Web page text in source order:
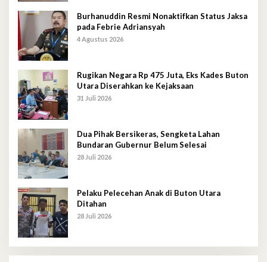
Burhanuddin Resmi Nonaktifkan Status Jaksa
pada Febrie Adriansyah
4 Agustus 2026
Rugikan Negara Rp 475 Juta, Eks Kades Buton
Utara Diserahkan ke Kejaksaan
31 Juli 2026
Dua Pihak Bersikeras, Sengketa Lahan
Bundaran Gubernur Belum Selesai
28 Juli 2026
Pelaku Pelecehan Anak di Buton Utara
Ditahan
28 Juli 2026